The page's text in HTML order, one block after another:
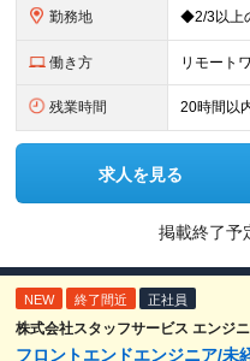
勤務地
働き方 リモート
残業時間 20時間以
求人を見る
掲載終了予
NEW 終了間近 正社員
株式会社スタッフサービス エンジ
フロントエンドエンジニア/未